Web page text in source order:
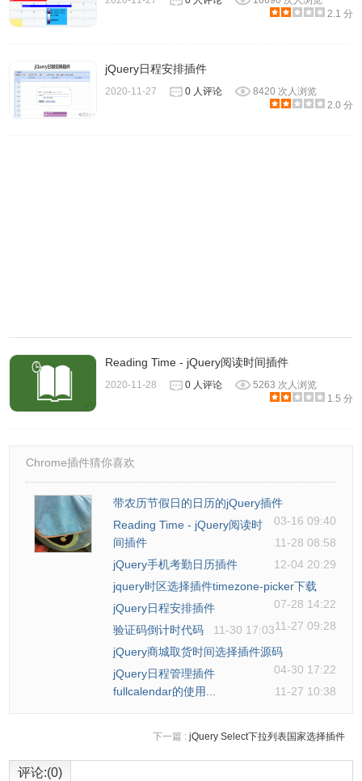
2.1 分
jQuery日程安排插件
2020-11-27 0 人评论
8420 次人浏览
2.0 分
Reading Time - jQuery阅读时间插件
2020-11-28 0 人评论
5263 次人浏览
1.5 分
Chrome插件猜你喜欢
带农历节假日的日历的jQuery插件
03-16 09:40
Reading Time - jQuery阅读时
间插件
11-28 08:58
jQuery手机考勤日历插件
12-04 20:29
jquery时区选择插件timezone-picker下载
07-28 14:22
jQuery日程安排插件
11-27 09:28
验证码倒计时代码
11-30 17:03
jQuery商城取货时间选择插件源码
04-30 17:22
jQuery日程管理插件
fullcalendar的使用...
11-27 10:38
下一篇 : jQuery Select下拉列表国家选择插件
评论:(0)